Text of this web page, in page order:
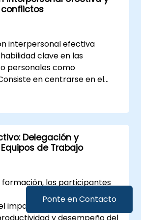
Ponte en Contacto
información incompleta y
adaptar la comunicación
a diferentes perfiles de
personal público, con un
horas y un compañero de
interpersonal efectiva
clave en las
personales como
por lo que dice.
claros y sencillos para
comprensión y
sentimientos, necesidades y
otras personas. La
implica expresar los
sin violar los límites de
consciencia de las
que permiten evitar
Delegación y
de Trabajo
formación, los participantes
impacto de la delegación
y desempeño del